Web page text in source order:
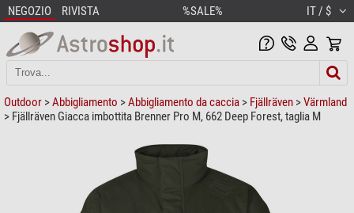
NEGOZIO RIVISTA %SALE% IT / $
Outdoor >Abbigliamento >Abbigliamento da caccia > Fjällräven >Värmland
> Fjällräven Giacca imbottita Brenner Pro M, 662 Deep Forest, taglia M